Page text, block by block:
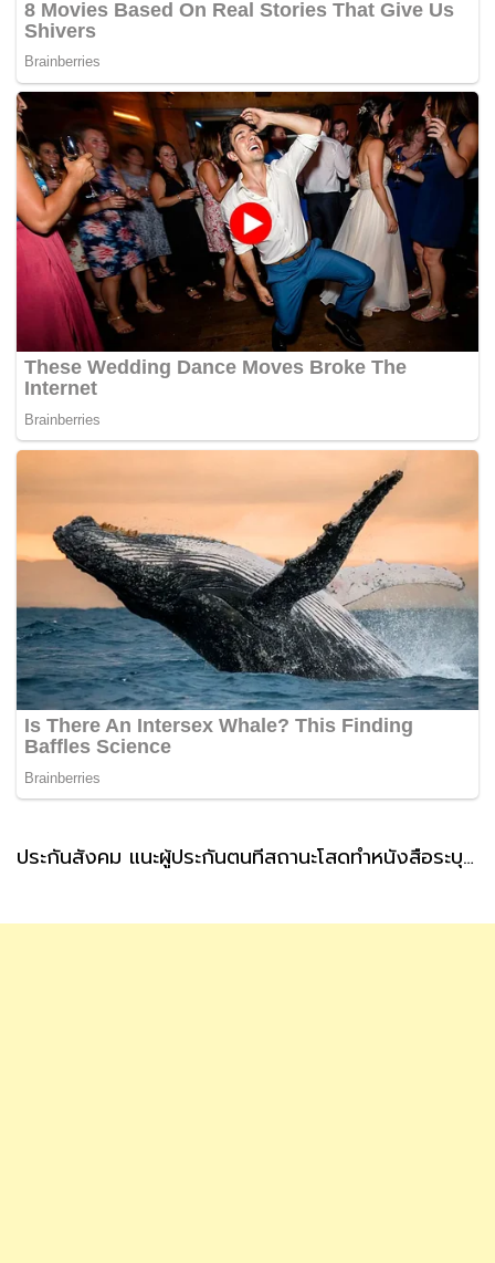
ประกันสังคม แนะผู้ประกันตนที่สถานะโสดทำหนังสือระบุผู้รับเงินสงเคราะห์ กรณีตายล่วงหน้า